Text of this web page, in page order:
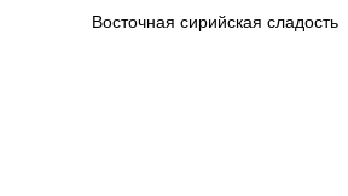
Восточная сирийская сладость